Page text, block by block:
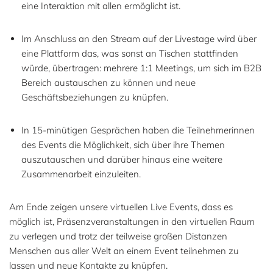
eine Interaktion mit allen ermöglicht ist.
Im Anschluss an den Stream auf der Livestage wird über
eine Plattform das, was sonst an Tischen stattfinden
würde, übertragen: mehrere 1:1 Meetings, um sich im B2B
Bereich austauschen zu können und neue
Geschäftsbeziehungen zu knüpfen.
In 15-minütigen Gesprächen haben die Teilnehmerinnen
des Events die Möglichkeit, sich über ihre Themen
auszutauschen und darüber hinaus eine weitere
Zusammenarbeit einzuleiten.
Am Ende zeigen unsere virtuellen Live Events, dass es
möglich ist, Präsenzveranstaltungen in den virtuellen Raum
zu verlegen und trotz der teilweise großen Distanzen
Menschen aus aller Welt an einem Event teilnehmen zu
lassen und neue Kontakte zu knüpfen.